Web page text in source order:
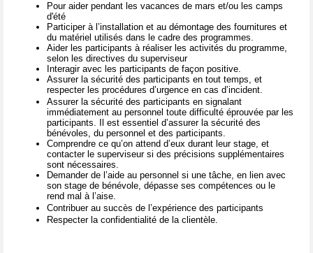
Pour aider pendant les vacances de mars et/ou les camps
d'été
Participer à l’installation et au démontage des fournitures et
du matériel utilisés dans le cadre des programmes.
Aider les participants à réaliser les activités du programme,
selon les directives du superviseur
Interagir avec les participants de façon positive.
Assurer la sécurité des participants en tout temps, et
respecter les procédures d’urgence en cas d’incident.
Assurer la sécurité des participants en signalant
immédiatement au personnel toute difficulté éprouvée par les
participants. Il est essentiel d’assurer la sécurité des
bénévoles, du personnel et des participants.
Comprendre ce qu’on attend d’eux durant leur stage, et
contacter le superviseur si des précisions supplémentaires
sont nécessaires.
Demander de l’aide au personnel si une tâche, en lien avec
son stage de bénévole, dépasse ses compétences ou le
rend mal à l’aise.
Contribuer au succès de l’expérience des participants
Respecter la confidentialité de la clientèle.